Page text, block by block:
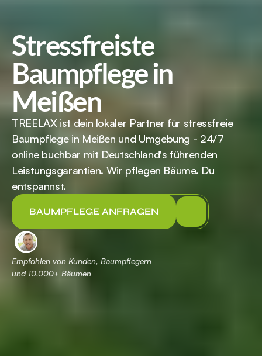
Stressfreiste
Baumpflege in
Meißen
TREELAX ist dein lokaler Partner für stressfreie
Baumpflege in Meißen und Umgebung - 24/7
online buchbar mit Deutschland's führenden
Leistungsgarantien. Wir pflegen Bäume. Du
entspannst.
BAUMPFLEGE ANFRAGEN
Empfohlen von Kunden, Baumpflegern
und 10.000+ Bäumen